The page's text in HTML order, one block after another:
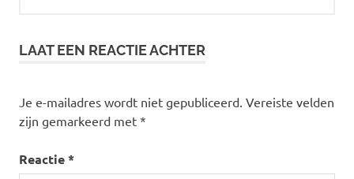
LAAT EEN REACTIE ACHTER
Je e-mailadres wordt niet gepubliceerd. Vereiste velden
zijn gemarkeerd met *
Reactie*